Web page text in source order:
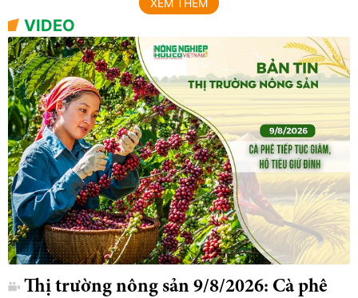
VIDEO
Thị trường nông sản 9/8/2026: Cà phê